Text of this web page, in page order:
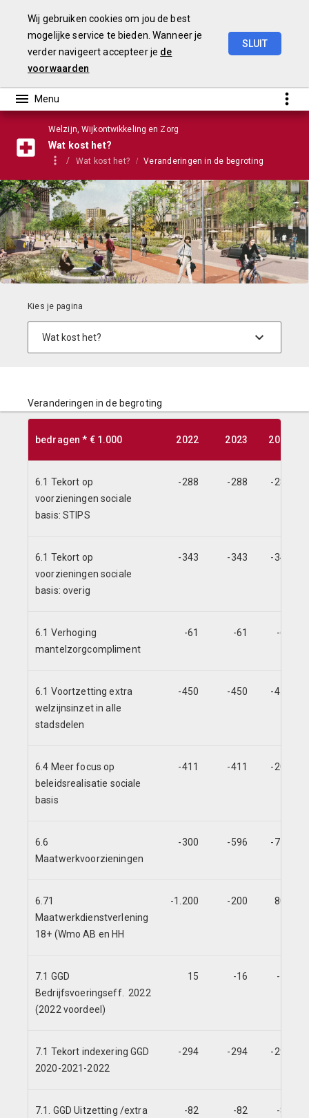
Wij gebruiken cookies om jou de best
mogelijke service te bieden. Wanneer je
verder navigeert accepteer je de
voorwaarden
SLUIT
Welzijn, Wijkontwikkeling en Zorg
Wat kost het?
Wat kost het? Veranderingen in de begroting
Veranderingen in de begroting
bedragen * € 1.000 2022 2023 2024
6.1 Tekort op
voorzieningen sociale
basis: STIPS
-288 -288 -288
6.1 Tekort op
voorzieningen sociale
basis: overig
-343 -343 -343
6.1 Verhoging
mantelzorgcompliment
-61 -61 -61
6.1 Voortzetting extra
welzijnsinzet in alle
stadsdelen
-450 -450 -450
6.4 Meer focus op
beleidsrealisatie sociale
basis
-411 -411 -205
6.6
Maatwerkvoorzieningen
-300 -596 -770
6.71
Maatwerkdienstverlening
18+ (Wmo AB en HH
-1.200 -200 800
7.1 GGD
Bedrijfsvoeringseff. 2022
(2022 voordeel)
15 -16 -16
7.1 Tekort indexering GGD
2020-2021-2022
-294 -294 -294
7.1. GGD Uitzetting /extra
-82 -82 -82